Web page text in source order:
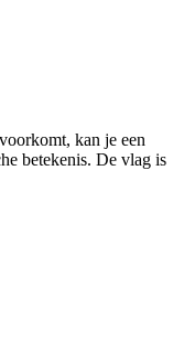
kan je een
betekenis. De vlag is